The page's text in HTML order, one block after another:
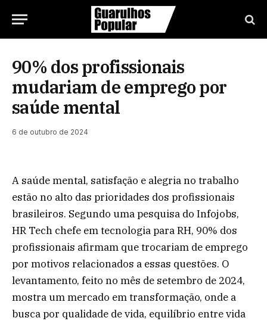
90% dos profissionais
mudariam de emprego por
saúde mental
6 de outubro de 2024
A saúde mental, satisfação e alegria no trabalho
estão no alto das prioridades dos profissionais
brasileiros. Segundo uma pesquisa do Infojobs,
HR Tech chefe em tecnologia para RH, 90% dos
profissionais afirmam que trocariam de emprego
por motivos relacionados a essas questões. O
levantamento, feito no mês de setembro de 2024,
mostra um mercado em transformação, onde a
busca por qualidade de vida, equilíbrio entre vida